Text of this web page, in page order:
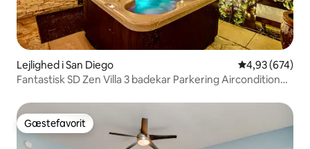
Lejlighed i San Diego 4,93 ud af 5 i
4,93 (674)
Fantastisk SD Zen Villa 3 badekar Parkering Aircondition
Gæstefavorit
Gæstefavorit